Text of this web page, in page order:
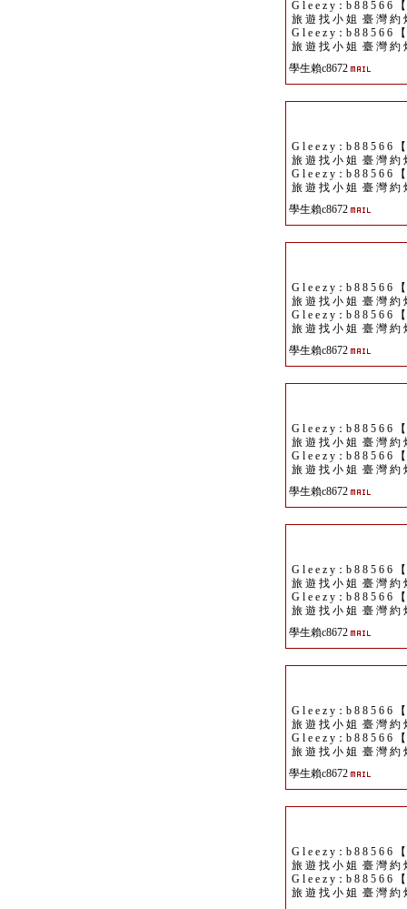
G l e e z y：b 8 8 5 6 6
旅 遊 找 小 姐 臺 灣 約
G l e e z y：b 8 8 5 6 6
旅 遊 找 小 姐 臺 灣 約
學生賴c8672
G l e e z y：b 8 8 5 6 6
旅 遊 找 小 姐 臺 灣 約
G l e e z y：b 8 8 5 6 6
旅 遊 找 小 姐 臺 灣 約
學生賴c8672
G l e e z y：b 8 8 5 6 6
旅 遊 找 小 姐 臺 灣 約
G l e e z y：b 8 8 5 6 6
旅 遊 找 小 姐 臺 灣 約
學生賴c8672
G l e e z y：b 8 8 5 6 6
旅 遊 找 小 姐 臺 灣 約
G l e e z y：b 8 8 5 6 6
旅 遊 找 小 姐 臺 灣 約
學生賴c8672
G l e e z y：b 8 8 5 6 6
旅 遊 找 小 姐 臺 灣 約
G l e e z y：b 8 8 5 6 6
旅 遊 找 小 姐 臺 灣 約
學生賴c8672
G l e e z y：b 8 8 5 6 6
旅 遊 找 小 姐 臺 灣 約
G l e e z y：b 8 8 5 6 6
旅 遊 找 小 姐 臺 灣 約
學生賴c8672
G l e e z y：b 8 8 5 6 6
旅 遊 找 小 姐 臺 灣 約
G l e e z y：b 8 8 5 6 6
旅 遊 找 小 姐 臺 灣 約